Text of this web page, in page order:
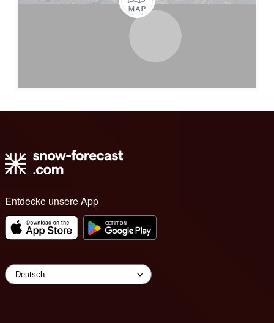
Entdecke unsere App